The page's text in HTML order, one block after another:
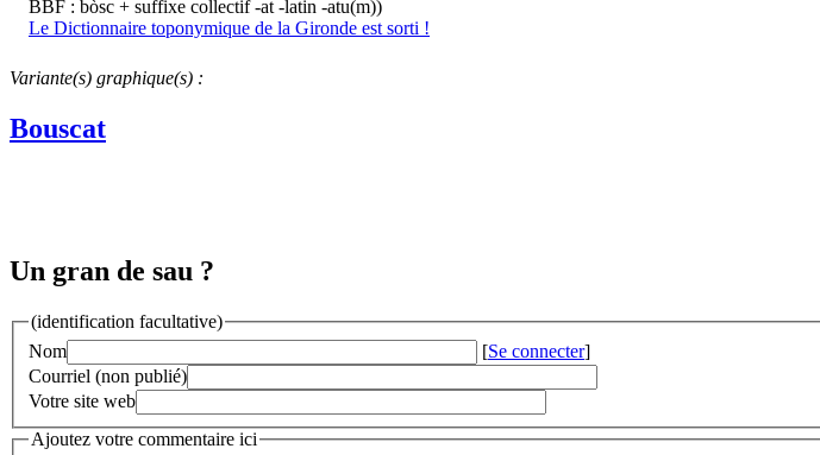
BBF : bòsc + suffixe collectif -at -latin -atu(m))
Le Dictionnaire toponymique de la Gironde est sorti !
Variante(s) graphique(s) :
Bouscat
Un gran de sau ?
(identification facultative)
Nom
[Se connecter]
Courriel (non publié)
Votre site web
Ajoutez votre commentaire ici